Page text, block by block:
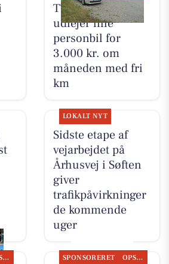
TT CARS ApS
udlejer lille
personbil for
3.000 kr. om
måneden med fri
km
LOKALT NYT
Sidste etape af
vejarbejdet på
Århusvej i Søften
giver
trafikpåvirkninger
de kommende
uger
OPSLAGSTAVLEN SPONSORERET OPSLAGSTAVLEN